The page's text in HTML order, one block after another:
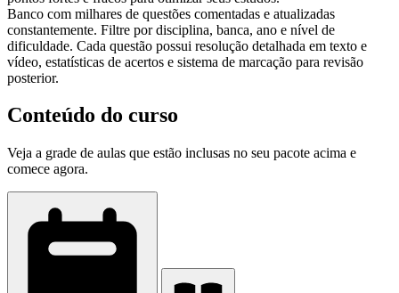
Banco com milhares de questões comentadas e atualizadas
constantemente. Filtre por disciplina, banca, ano e nível de
dificuldade. Cada questão possui resolução detalhada em texto e
vídeo, estatísticas de acertos e sistema de marcação para revisão
posterior.
Conteúdo do curso
Veja a grade de aulas que estão inclusas no seu pacote acima e
comece agora.